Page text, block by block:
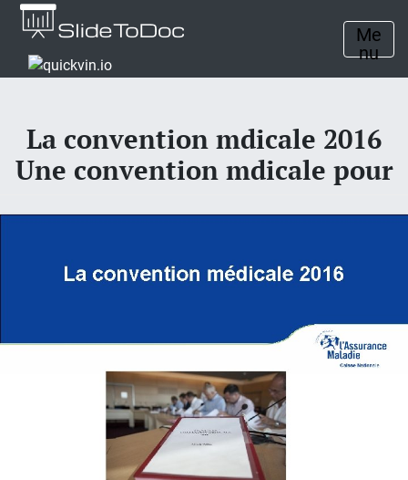
Me
nu
La convention mdicale 2016
Une convention mdicale pour